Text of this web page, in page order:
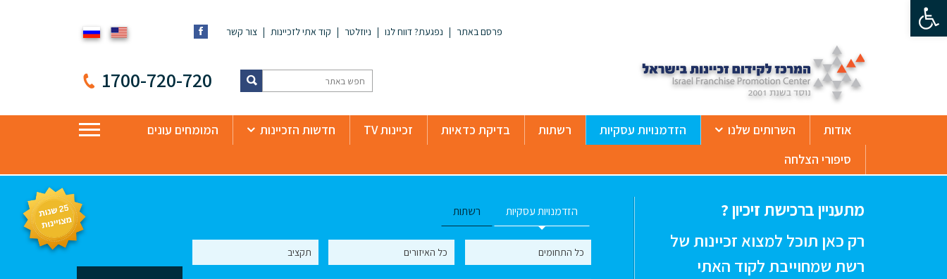
פתח סרגל נגישות
פרסם באתר נפגעת? דווח לנו ניוזלטר קוד אתי לזכיינות צור קשר
1700-720-720
אודות השרותים שלנו הזדמנויות עסקיות רשתות בדיקת כדאיות זכיינות TV חדשות הזכיינות
המומחים עונים
סיפורי הצלחה
מתעניין ברכישת זיכיון ?
רק כאן תוכל למצוא זכיינות של
רשת שמחוייבת לקוד האתי
הזדמנויות עסקיות רשתות